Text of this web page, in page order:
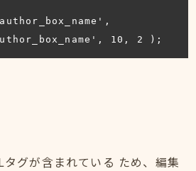
10, 2 );
グが含まれている ため、編集